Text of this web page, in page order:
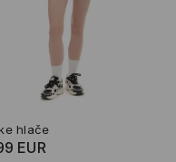
hlače
EUR